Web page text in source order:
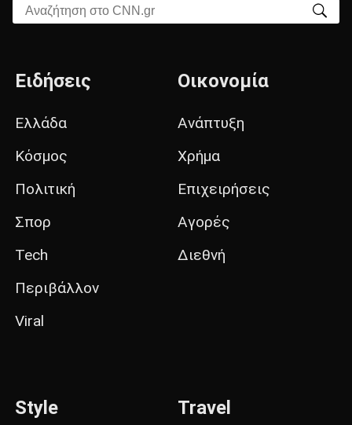
Αναζήτηση στο CNN.gr
Ειδήσεις
Ελλάδα
Κόσμος
Πολιτική
Σπορ
Tech
Περιβάλλον
Viral
Οικονομία
Ανάπτυξη
Χρήμα
Επιχειρήσεις
Αγορές
Διεθνή
Style Travel